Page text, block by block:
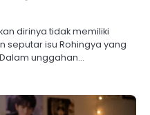
dirinya tidak memiliki
isu Rohingya yang
unggahan…